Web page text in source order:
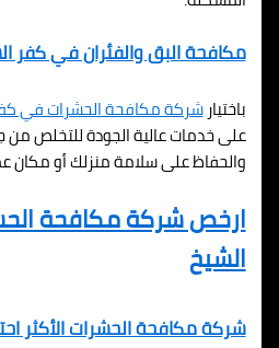
مكافحة البق والفئران في كفر
باختيارشركة مكافحة الحشرات في
على خدمات عالية الجودة للتخلص من
والحفاظ على سلامة منزلك أو مكان
ارخص شركة مكافحة
الشيخ
شركة مكافحة الحشرات الأكثر